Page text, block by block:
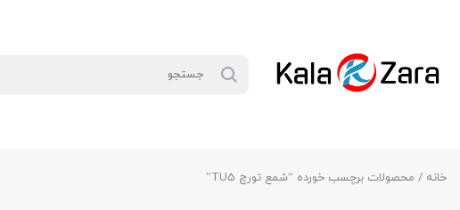
خانه / محصولات برچسب خورده “شمع تورچ TU5”